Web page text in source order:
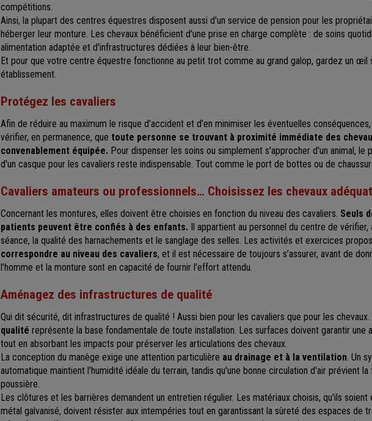
compétitions.
Ainsi, la plupart des centres équestres disposent aussi d'un service de pension pour les
héberger leur monture. Les chevaux bénéficient d'une prise en charge complète : de soins
alimentation adaptée et d'infrastructures dédiées à leur bien-être.
Et pour que votre centre équestre fonctionne au petit trot comme au grand galop, gardez un œil
établissement.
Protégez les cavaliers
Afin de réduire au maximum le risque d’accident et d’en minimiser les éventuelles
vérifier, en permanence, que toute personne se trouvant à proximité immédiate des
convenablement équipée. Pour dispenser les soins ou simplement s'approcher d'un animal, le
d'un casque pour les cavaliers reste indispensable. Tout comme le port de bottes ou de
Cavaliers amateurs ou professionnels… Choisissez les chevaux
Concernant les montures, elles doivent être choisies en fonction du niveau des cavaliers. Seuls
patients peuvent être confiés à des enfants. Il appartient au personnel du centre de vérifier,
séance, la qualité des harnachements et le sanglage des selles. Les activités et exercices
correspondre au niveau des cavaliers, et il est nécessaire de toujours s’assurer, avant de
l’homme et la monture sont en capacité de fournir l’effort attendu.
Aménagez des infrastructures de qualité
Qui dit sécurité, dit infrastructures de qualité ! Aussi bien pour les cavaliers que pour les chevaux.
qualité représente la base fondamentale de toute installation. Les surfaces doivent garantir une
tout en absorbant les impacts pour préserver les articulations des chevaux.
La conception du manège exige une attention particulière au drainage et à la ventilation . Un
automatique maintient l'humidité idéale du terrain, tandis qu'une bonne circulation d'air prévient
poussière.
Les clôtures et les barrières demandent un entretien régulier. Les matériaux choisis, qu'ils soient
métal galvanisé, doivent résister aux intempéries tout en garantissant la sûreté des espaces de